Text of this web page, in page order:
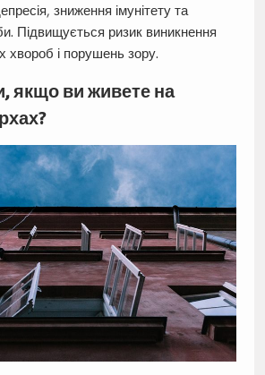
зниження імунітету та
Підвищується ризик виникнення
хвороб і порушень зору.
якщо ви живете на